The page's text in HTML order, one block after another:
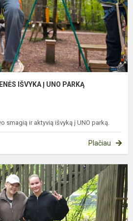
IŠVYKA Į UNO PARKĄ
smagią ir aktyvią išvyką į UNO parką.
Plačiau